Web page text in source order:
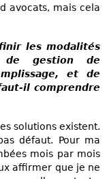
avocats, mais cela
les modalités
gestion de
et de
il comprendre
solutions existent.
défaut. Pour ma
mois par mois
affirmer que je ne